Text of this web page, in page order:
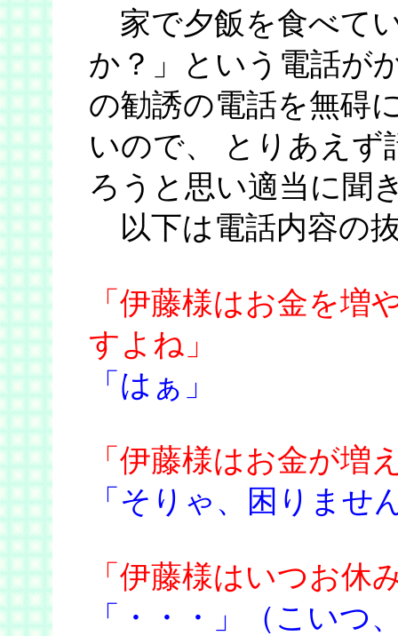
家で夕飯を食べて
か？」という電話が
の勧誘の電話を無碍
いので、 とりあえ
ろうと思い適当に聞
以下は電話内容の
「伊藤様はお金を増
すよね」
「はぁ」
「伊藤様はお金が増
「そりゃ、困りませ
「伊藤様はいつお休
「・・・」（こいつ